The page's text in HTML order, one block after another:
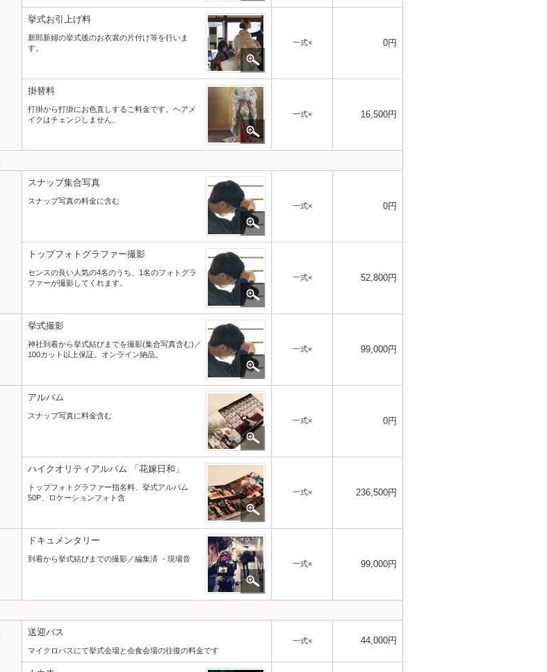
挙式お引上げ料
新郎新婦の挙式後のお衣裳の片付け等を行いま
す。
一式× 0円
掛替料
打掛から打掛にお色直しするご料金です。ヘアメ
イクはチェンジしません。
一式× 16,500円
スナップ集合写真
スナップ写真の料金に含む
一式× 0円
トップフォトグラファー撮影
センスの良い人気の4名のうち、1名のフォトグラ
ファーが撮影してくれます。
一式× 52,800円
挙式撮影
神社到着から挙式結びまでを撮影(集合写真含む)／
100カット以上保証。オンライン納品。
一式× 99,000円
アルバム
スナップ写真に料金含む
一式× 0円
ハイクオリティアルバム 「花嫁日和」
トップフォトグラファー指名料、挙式アルバム
50P、ロケーションフォト含
一式× 236,500円
ドキュメンタリー
到着から挙式結びまでの撮影／編集済 ・現場音
一式× 99,000円
送迎バス
マイクロバスにて挙式会場と会食会場の往復の料金です
一式× 44,000円